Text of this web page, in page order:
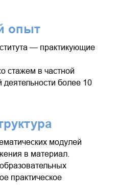
опыт
— практикующие
стажем в частной
деятельности более 10
модулей
в материал.
практическое